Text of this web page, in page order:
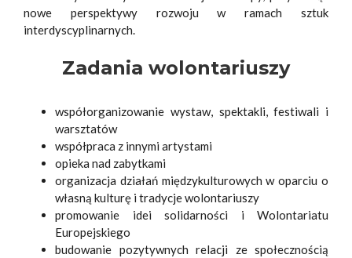
nowe perspektywy rozwoju w ramach sztuk
interdyscyplinarnych.
Zadania wolontariuszy
współorganizowanie wystaw, spektakli, festiwali i
warsztatów
współpraca z innymi artystami
opieka nad zabytkami
organizacja działań międzykulturowych w oparciu o
własną kulturę i tradycje wolontariuszy
promowanie idei solidarności i Wolontariatu
Europejskiego
budowanie pozytywnych relacji ze społecznością